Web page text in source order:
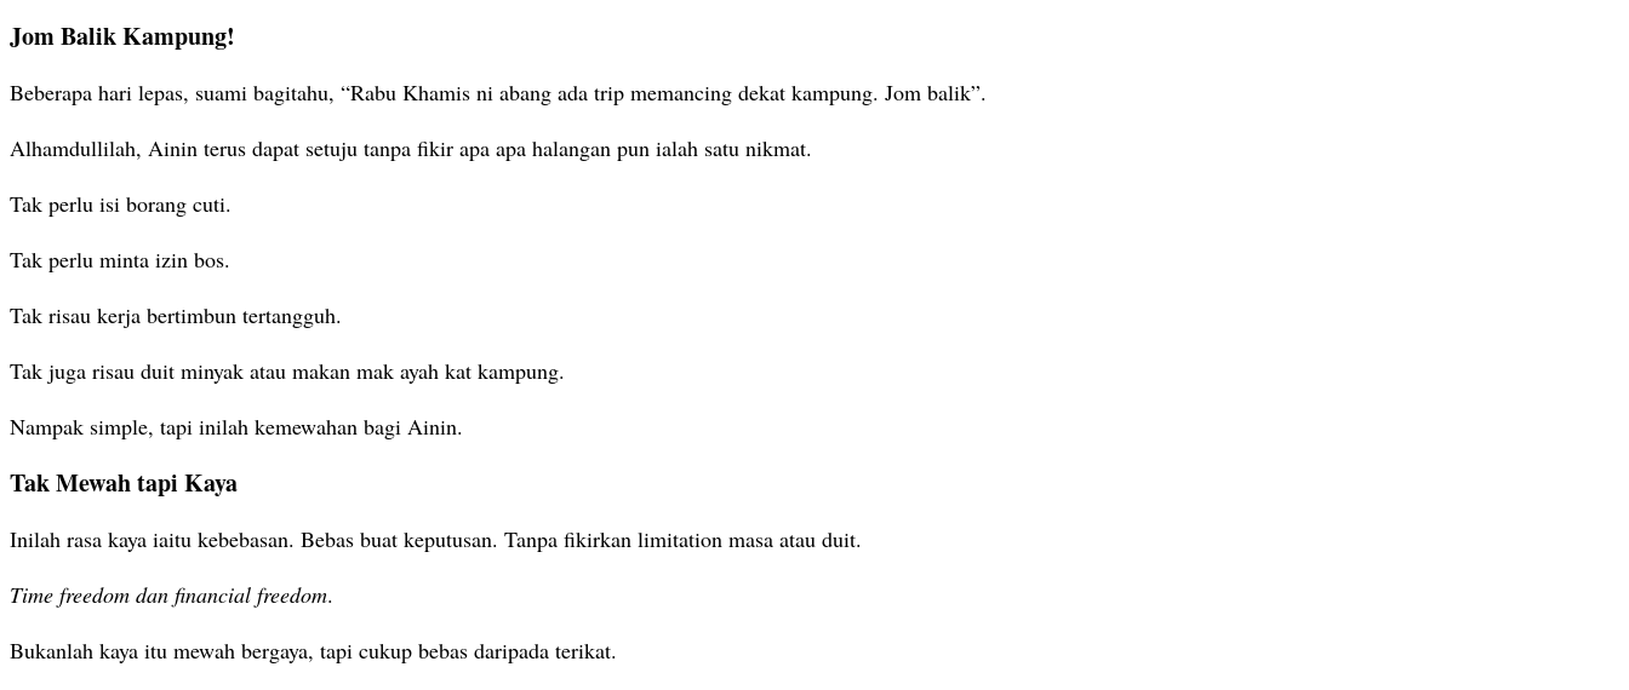
Jom Balik Kampung!
Beberapa hari lepas, suami bagitahu, “Rabu Khamis ni abang ada trip memancing dekat kampung. Jom balik”.
Alhamdullilah, Ainin terus dapat setuju tanpa fikir apa apa halangan pun ialah satu nikmat.
Tak perlu isi borang cuti.
Tak perlu minta izin bos.
Tak risau kerja bertimbun tertangguh.
Tak juga risau duit minyak atau makan mak ayah kat kampung.
Nampak simple, tapi inilah kemewahan bagi Ainin.
Tak Mewah tapi Kaya
Inilah rasa kaya iaitu kebebasan. Bebas buat keputusan. Tanpa fikirkan limitation masa atau duit.
Time freedom dan financial freedom.
Bukanlah kaya itu mewah bergaya, tapi cukup bebas daripada terikat.